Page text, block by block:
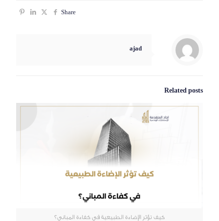
Share
ajad
Related posts
كيف تؤثر الإضاءة الطبيعية في كفاءة المباني؟